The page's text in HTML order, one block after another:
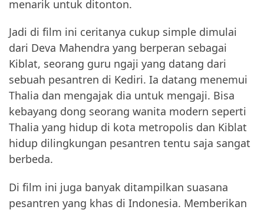
menarik untuk ditonton.
Jadi di film ini ceritanya cukup simple dimulai
dari Deva Mahendra yang berperan sebagai
Kiblat, seorang guru ngaji yang datang dari
sebuah pesantren di Kediri. Ia datang menemui
Thalia dan mengajak dia untuk mengaji. Bisa
kebayang dong seorang wanita modern seperti
Thalia yang hidup di kota metropolis dan Kiblat
hidup dilingkungan pesantren tentu saja sangat
berbeda.
Di film ini juga banyak ditampilkan suasana
pesantren yang khas di Indonesia. Memberikan